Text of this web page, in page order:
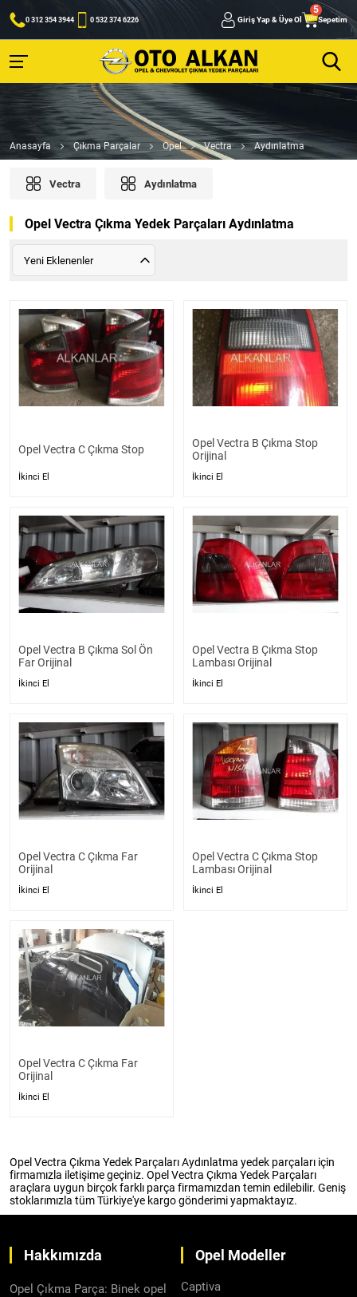
0 312 354 3944 0 532 374 6226 Giriş Yap & Üye Ol Sepetim
Anasayfa Çıkma Parçalar Opel Vectra Aydınlatma
Vectra Aydınlatma
Opel Vectra Çıkma Yedek Parçaları Aydınlatma
Yeni Eklenenler
Opel Vectra C Çıkma Stop
İkinci El
Opel Vectra B Çıkma Stop
Orijinal
İkinci El
Opel Vectra B Çıkma Sol Ön
Far Orijinal
İkinci El
Opel Vectra B Çıkma Stop
Lambası Orijinal
İkinci El
Opel Vectra C Çıkma Far
Orijinal
İkinci El
Opel Vectra C Çıkma Stop
Lambası Orijinal
İkinci El
Opel Vectra C Çıkma Far
Orijinal
İkinci El
Opel Vectra Çıkma Yedek Parçaları Aydınlatma yedek parçaları için
firmamızla iletişime geçiniz. Opel Vectra Çıkma Yedek Parçaları
araçlara uygun birçok farklı parça firmamızdan temin edilebilir. Geniş
stoklarımızla tüm Türkiye'ye kargo gönderimi yapmaktayız.
Hakkımızda
Opel Çıkma Parça: Binek opel
Opel Modeller
Captiva